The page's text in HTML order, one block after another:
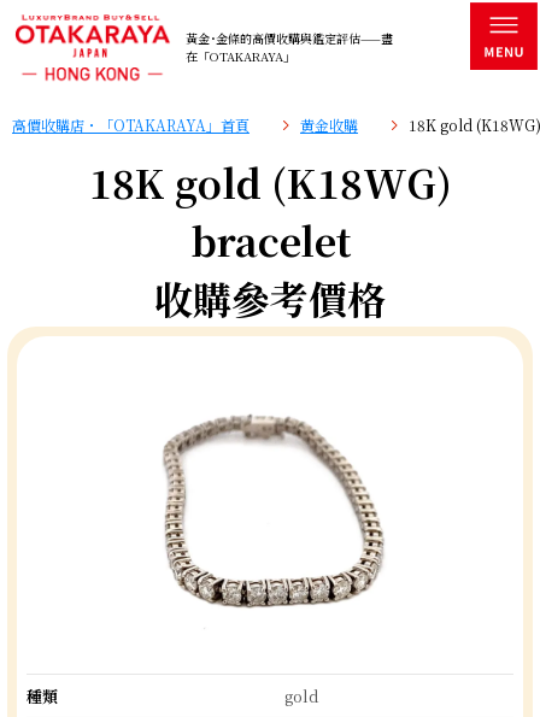
黃金･金條的高價收購與鑑定評估——盡
在「OTAKARAYA」
高價收購店・「OTAKARAYA」首頁 黄金收購 18K gold
18K gold (K18WG)
bracelet
收購參考價格
種類
gold